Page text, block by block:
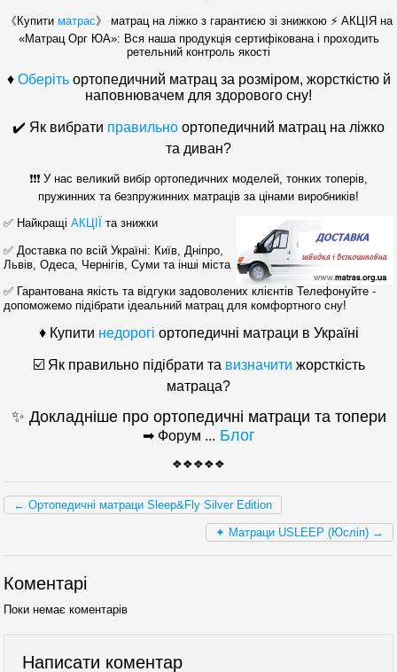
《Купити матрас》 матрац на ліжко з гарантиєю зі знижкою ⚡ АКЦІЯ на
«Матрац Орг ЮА»: Вся наша продукція сертифікована і проходить
ретельний контроль якості
♦ Оберітьортопедичний матрац за розміром, жорсткістю й
наповнювачем для здорового сну!
✔️ Як вибрати правильно ортопедичний матрац на ліжко
та диван?
❗❗❗ У нас великий вибір ортопедичних моделей, тонких топерів,
пружинних та безпружинних матраців за цінами виробників!
✅ НайкращіАКЦІЇ та знижки
✅ Доставка по всій Україні: Київ, Дніпро,
Львів, Одеса, Чернігів, Суми та інші міста
✅ Гарантована якість та відгуки задоволених клієнтів Телефонуйте -
допоможемо підібрати ідеальний матрац для комфортного сну!
♦ Купити недорогі ортопедичні матраци в Україні
☑️ Як правильно підібрати та визначити жорсткість
матраца?
✨ Докладніше про ортопедичні матраци та топери
➡ Форум ... Блог
❖❖❖❖❖
← Ортопедичні матраци Sleep&Fly Silver Edition
✦ Матраци USLEEP (Юсліп) →
Коментарі
Поки немає коментарів
Написати коментар